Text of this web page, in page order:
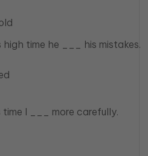
high time he ___ his mistakes.
time I ___ more carefully.